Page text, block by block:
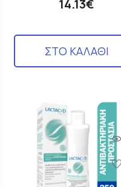
14.13€
ΣΤΟ ΚΑΛΑΘΙ